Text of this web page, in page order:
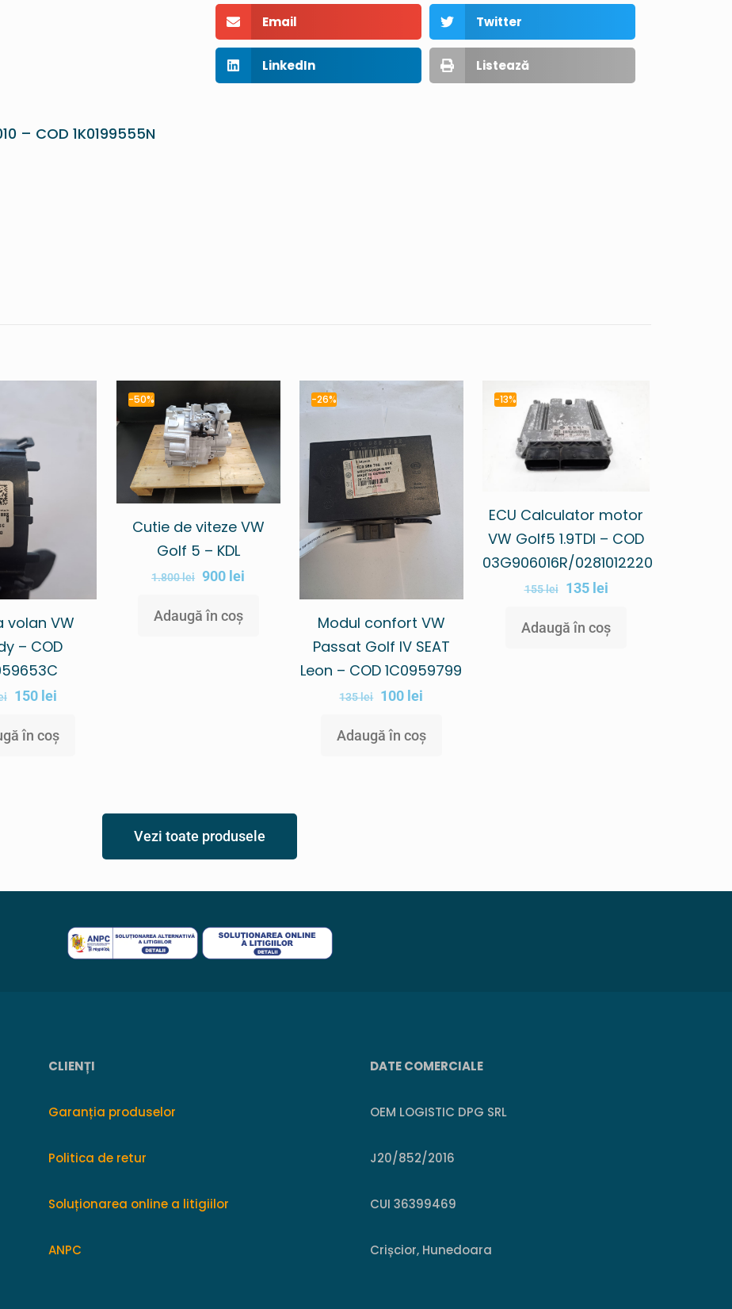
Email Twitter
LinkedIn Listează
– COD 1K0199555N
volan VW
– COD
150 lei
în coș
-50%
Cutie de viteze VW
Golf 5 – KDL
1.800lei 900 lei
Adaugă în coș
-26%
Modul confort VW
Passat Golf IV SEAT
Leon – COD 1C0959799
135lei 100 lei
Adaugă în coș
-13%
ECU Calculator motor
VW Golf5 1.9TDI – COD
03G906016R/0281012220
155lei 135 lei
Adaugă în coș
Vezi toate produsele
CLIENȚI
Garanția produselor
Politica de retur
Soluționarea online a litigiilor
ANPC
DATE COMERCIALE
OEM LOGISTIC DPG SRL
J20/852/2016
CUI 36399469
Crișcior, Hunedoara